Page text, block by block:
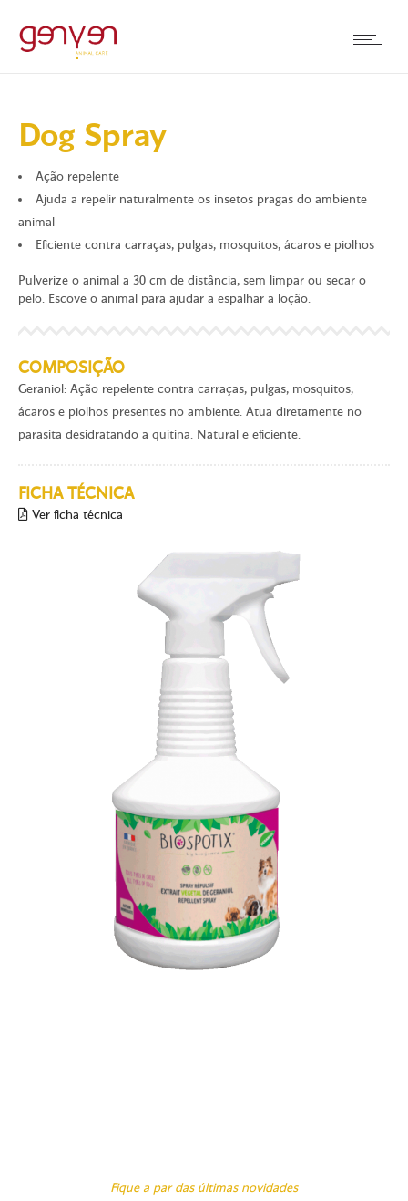
Dog Spray
Ação repelente
Ajuda a repelir naturalmente os insetos pragas do ambiente
animal
Eficiente contra carraças, pulgas, mosquitos, ácaros e piolhos
Pulverize o animal a 30 cm de distância, sem limpar ou secar o
pelo. Escove o animal para ajudar a espalhar a loção.
COMPOSIÇÃO
Geraniol: Ação repelente contra carraças, pulgas, mosquitos,
ácaros e piolhos presentes no ambiente. Atua diretamente no
parasita desidratando a quitina. Natural e eficiente.
FICHA TÉCNICA
Ver ficha técnica
Fique a par das últimas novidades